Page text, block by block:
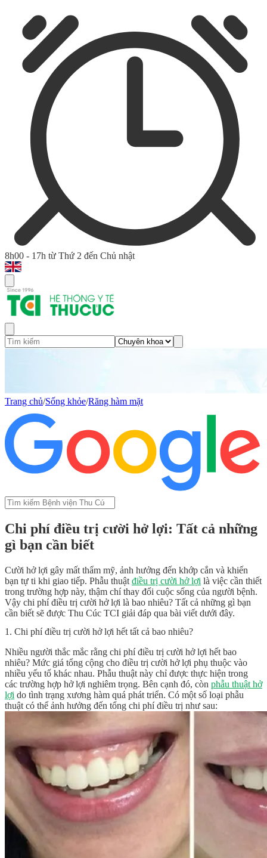
8h00 - 17h từ Thứ 2 đến Chủ nhật
Trang chủ/Sống khỏe/Răng hàm mặt
Chi phí điều trị cười hở lợi: Tất cả những
gì bạn cần biết
Cười hở lợi gây mất thẩm mỹ, ảnh hưởng đến khớp cắn và khiến
bạn tự ti khi giao tiếp. Phẫu thuật điều trị cười hở lợi là việc cần thiết
trong trường hợp này, thậm chí thay đổi cuộc sống của người bệnh.
Vậy chi phí điều trị cười hở lợi là bao nhiêu? Tất cả những gì bạn
cần biết sẽ được Thu Cúc TCI giải đáp qua bài viết dưới đây.
1. Chi phí điều trị cười hở lợi hết tất cả bao nhiêu?
Nhiều người thắc mắc rằng chi phí điều trị cười hở lợi hết bao
nhiêu? Mức giá tổng cộng cho điều trị cười hở lợi phụ thuộc vào
nhiều yếu tố khác nhau. Phẫu thuật này chỉ được thực hiện trong
các trường hợp hở lợi nghiêm trọng. Bên cạnh đó, còn phẫu thuật hở
lợi do tình trạng xương hàm quá phát triển. Có một số loại phẫu
thuật có thể ảnh hưởng đến tổng chi phí điều trị như sau: